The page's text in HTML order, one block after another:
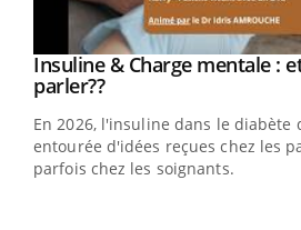
Youtube
Insuline & Charge mentale :
parler??Youtube
En 2026, l'insuline dans le diabète
entourée d'idées reçues chez les
parfois chez les soignants.